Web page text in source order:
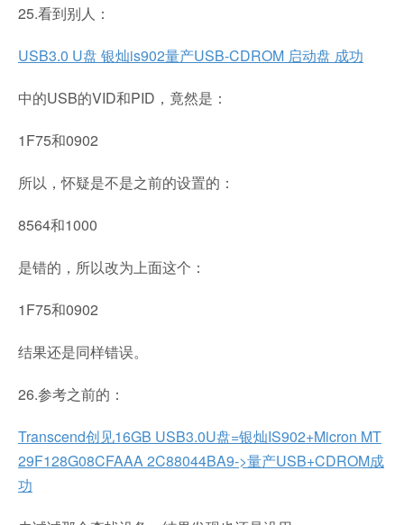
25.看到别人：
USB3.0 U盘 银灿is902量产USB-CDROM 启动盘 成功
中的USB的VID和PID，竟然是：
1F75和0902
所以，怀疑是不是之前的设置的：
8564和1000
是错的，所以改为上面这个：
1F75和0902
结果还是同样错误。
26.参考之前的：
Transcend创见16GB USB3.0U盘=银灿IS902+Micron MT
29F128G08CFAAA 2C88044BA9->量产USB+CDROM成
功